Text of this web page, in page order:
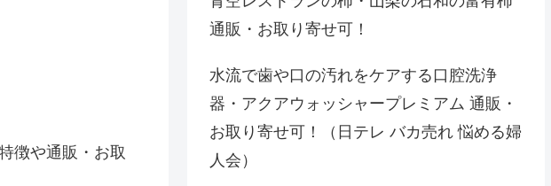
徴や通販・お取
通販・お取り寄せ可！
水流で歯や口の汚れをケアする口腔洗浄
器・アクアウォッシャープレミアム 通販・
お取り寄せ可！（日テレ バカ売れ 悩める婦
人会）